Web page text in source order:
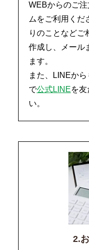
WEBからのご
ムをご利用くだ
りのことなどご
作成し、メール
ます。
また、LINEか
で公式LINEを
い。
2.